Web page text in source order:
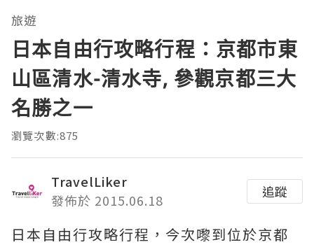
旅遊
日本自由行攻略行程：京都市東
山區清水-清水寺, 參觀京都三大
名勝之一
瀏覽次數:875
TravelLiker
發佈於 2015.06.18
追蹤
日本自由行攻略行程，今次嚟到位於京都